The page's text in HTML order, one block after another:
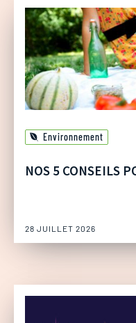
Environnement
NOS 5 CONSEILS
28 JUILLET 2026